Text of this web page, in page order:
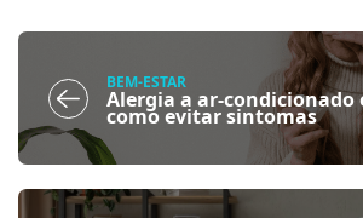
BEM-ESTAR
Alergia a ar-condicionado
como evitar sintomas